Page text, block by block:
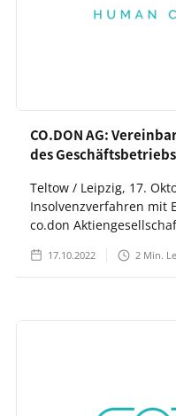
CO.DON AG:
des Geschäftsbetriebs
Teltow / Leipzig, 17.
Insolvenzverfahren mit
co.don
17.10.2022 2 Min.